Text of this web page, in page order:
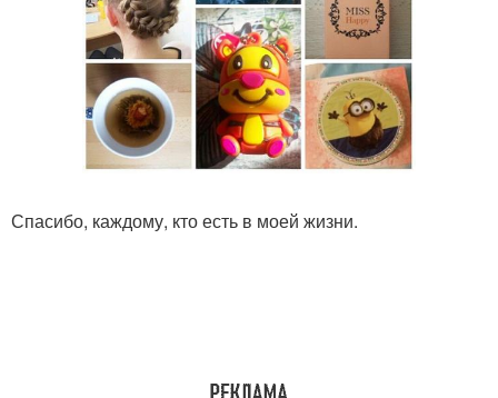
Спасибо, каждому, кто есть в моей жизни.